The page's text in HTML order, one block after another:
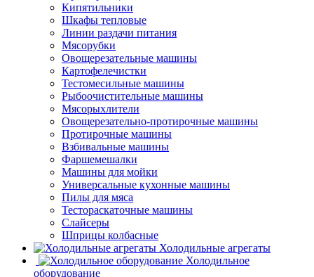
Кипятильники
Шкафы тепловые
Линии раздачи питания
Мясорубки
Овощерезательные машины
Картофелечистки
Тестомесильные машины
Рыбоочистительные машины
Мясорыхлители
Овощерезательно-протирочные машины
Протирочные машины
Взбивальные машины
Фаршемешалки
Машины для мойки
Универсальные кухонные машины
Пилы для мяса
Тестораскаточные машины
Слайсеры
Шприцы колбасные
Холодильные агрегаты
Холодильное
оборудование